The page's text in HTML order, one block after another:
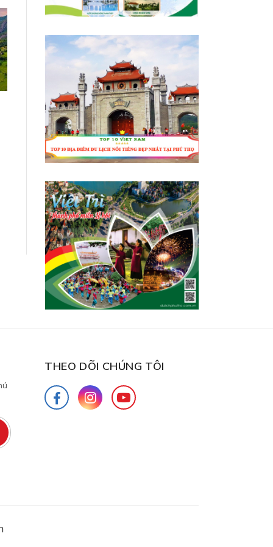
THEO DÕI CHÚNG TÔI